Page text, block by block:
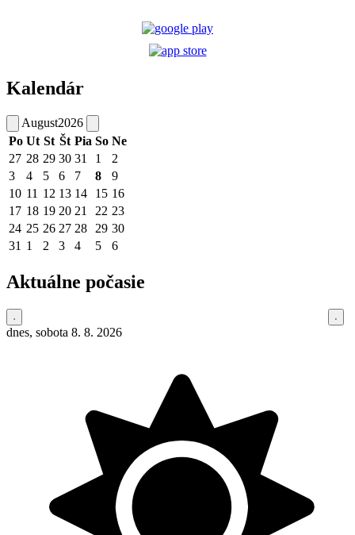
Kalendár
August2026
Po Ut St Št Pia So Ne
27 28 29 30 31 1
2
3
4 5 6 7 8
9
10 11 12 13 14 15 16
17 18 19 20 21 22 23
24 25 26 27 28 29 30
31 1 2 3 4 5 6
Aktuálne počasie
dnes, sobota 8. 8. 2026